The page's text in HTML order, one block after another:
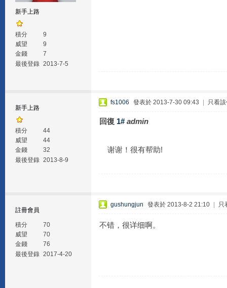
新手上路
積分
9
威望
9
金錢
7
最後登錄 2013-7-5
新手上路
積分
44
威望
44
金錢
32
最後登錄 2013-8-9
fs1006 發表於 2013-7-30 09:43 只看
回復 1# admin
谢谢！很有帮助!
註冊會員
積分
70
威望
70
金錢
76
最後登錄 2017-4-20
gushungjun 發表於 2013-8-2 21:10 只
不错，很详细啊。